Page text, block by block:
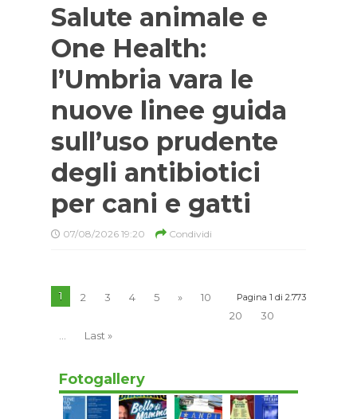
Salute animale e
One Health:
l’Umbria vara le
nuove linee guida
sull’uso prudente
degli antibiotici
per cani e gatti
07/08/2026 19:20 Condividi
Pagina 1 di 2.773
1 2 3 4 5 »
10
20
30
Last »
Fotogallery